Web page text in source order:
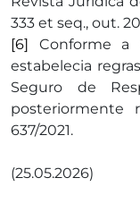
333 et seq., out.
[6] Conforme a
estabelecia
Seguro de
posteriormente
637/2021.
(25.05.2026)